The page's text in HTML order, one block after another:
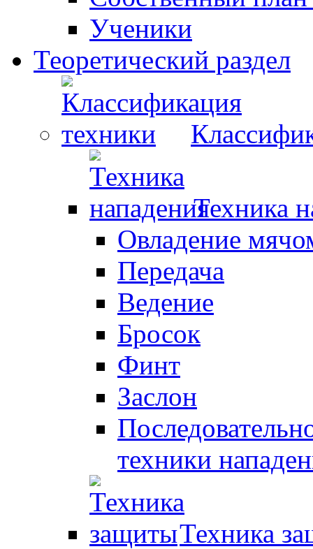
Ученики
Теоретический раздел
Техника
Овладение
Передача
Ведение
Бросок
Финт
Заслон
техники
Техника